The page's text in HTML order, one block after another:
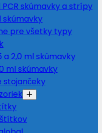
PCR skúmavky a strípy
skúmavky
pre všetky typy
a 2,0 ml skúmavky
ml skúmavky
stojančeky